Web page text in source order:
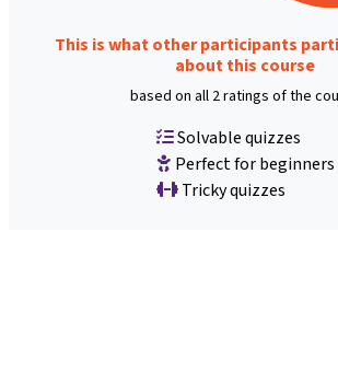
This is what other participants
about this course
based on all 2 ratings of the
Solvable quizzes
Perfect for beginners
Tricky quizzes